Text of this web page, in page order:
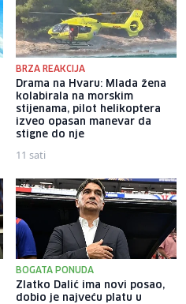
BRZA REAKCIJA
Drama na Hvaru: Mlada žena
kolabirala na morskim
stijenama, pilot helikoptera
izveo opasan manevar da
stigne do nje
11 sati
BOGATA PONUDA
Zlatko Dalić ima novi posao,
dobio je najveću platu u